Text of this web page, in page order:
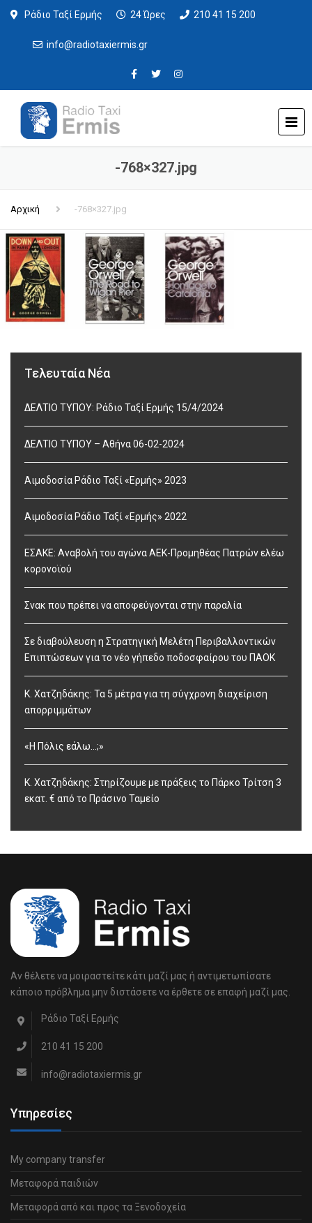
Ράδιο Ταξί Ερμής 24 Ώρες 210 41 15 200
info@radiotaxiermis.gr
-768×327.jpg
Αρχική -768×327.jpg
Τελευταία Νέα
ΔΕΛΤΙΟ ΤΥΠΟΥ: Ράδιο Ταξί Ερμής 15/4/2024
ΔΕΛΤΙΟ ΤΥΠΟΥ – Αθήνα 06-02-2024
Αιμοδοσία Ράδιο Ταξί «Ερμής» 2023
Αιμοδοσία Ράδιο Ταξί «Ερμής» 2022
ΕΣΑΚΕ: Αναβολή του αγώνα ΑΕΚ-Προμηθέας Πατρών ελέω
κορονοϊού
Σνακ που πρέπει να αποφεύγονται στην παραλία
Σε διαβούλευση η Στρατηγική Μελέτη Περιβαλλοντικών
Επιπτώσεων για το νέο γήπεδο ποδοσφαίρου του ΠΑΟΚ
Κ. Χατζηδάκης: Τα 5 μέτρα για τη σύγχρονη διαχείριση
απορριμμάτων
«Η Πόλις εάλω…;»
Κ. Χατζηδάκης: Στηρίζουμε με πράξεις το Πάρκο Τρίτση 3
εκατ. € από το Πράσινο Ταμείο
Αν θέλετε να μοιραστείτε κάτι μαζί μας ή αντιμετωπίσατε
κάποιο πρόβλημα μην διστάσετε να έρθετε σε επαφή μαζί μας.
Ράδιο Ταξί Ερμής
210 41 15 200
info@radiotaxiermis.gr
Υπηρεσίες
My company transfer
Μεταφορά παιδιών
Μεταφορά από και προς τα Ξενοδοχεία